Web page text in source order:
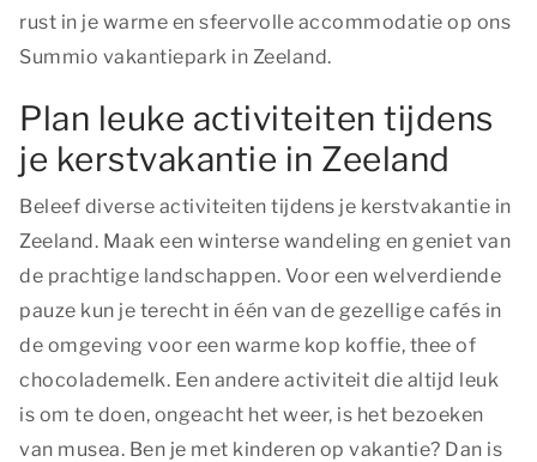
rust in je warme en sfeervolle accommodatie op ons
Summio vakantiepark in Zeeland.
Plan leuke activiteiten tijdens
je kerstvakantie in Zeeland
Beleef diverse activiteiten tijdens je kerstvakantie in
Zeeland. Maak een winterse wandeling en geniet van
de prachtige landschappen. Voor een welverdiende
pauze kun je terecht in één van de gezellige cafés in
de omgeving voor een warme kop koffie, thee of
chocolademelk. Een andere activiteit die altijd leuk
is om te doen, ongeacht het weer, is het bezoeken
van musea. Ben je met kinderen op vakantie? Dan is